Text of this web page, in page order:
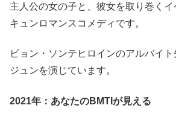
主人公の女の子と、彼女を取り巻く
キュンロマンスコメディです。
ビョン・ソンテヒロインのアルバイ
ジュンを演じています。
2021年：あなたのBMTIが見える